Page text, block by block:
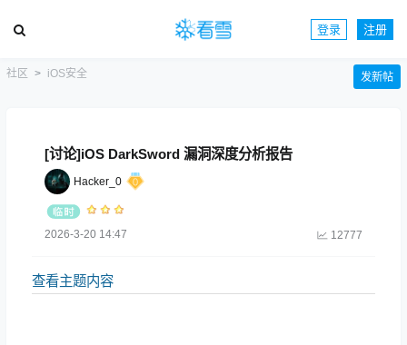
登录 注册
社区 iOS安全 发新帖
[讨论]iOS DarkSword 漏洞深度分析报告
Hacker_0
2026-3-20 14:47 12777
查看主题内容